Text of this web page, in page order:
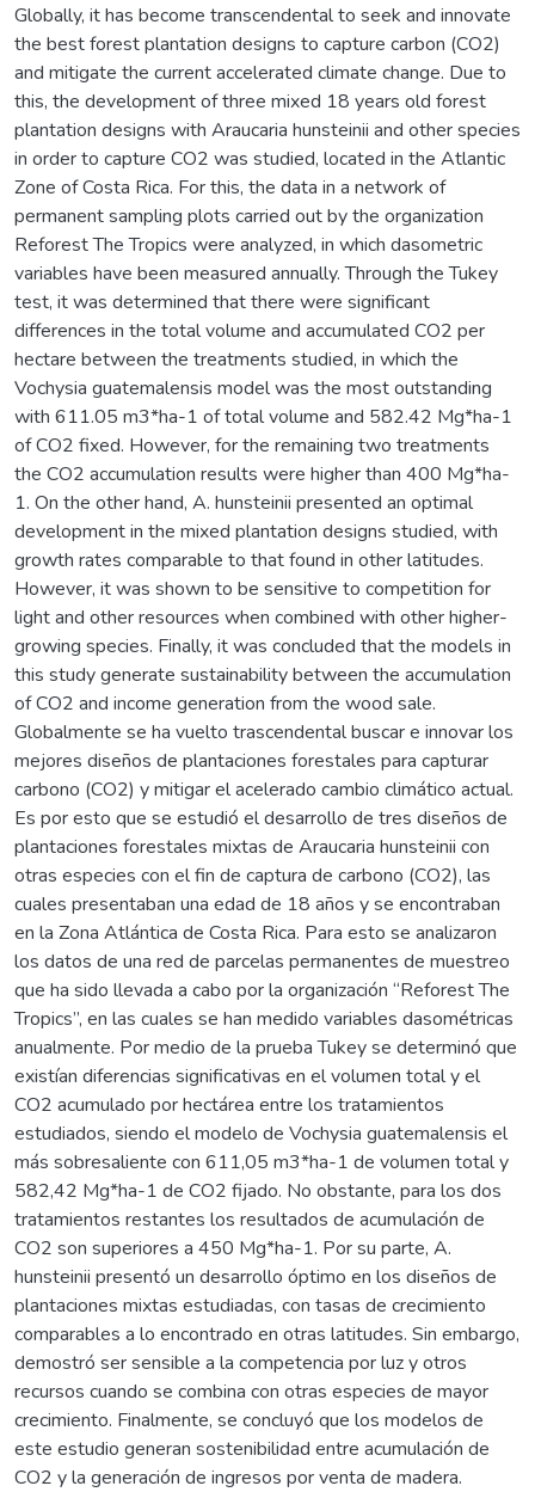
Globally, it has become transcendental to seek and innovate
the best forest plantation designs to capture carbon (CO2)
and mitigate the current accelerated climate change. Due to
this, the development of three mixed 18 years old forest
plantation designs with Araucaria hunsteinii and other species
in order to capture CO2 was studied, located in the Atlantic
Zone of Costa Rica. For this, the data in a network of
permanent sampling plots carried out by the organization
Reforest The Tropics were analyzed, in which dasometric
variables have been measured annually. Through the Tukey
test, it was determined that there were significant
differences in the total volume and accumulated CO2 per
hectare between the treatments studied, in which the
Vochysia guatemalensis model was the most outstanding
with 611.05 m3*ha-1 of total volume and 582.42 Mg*ha-1
of CO2 fixed. However, for the remaining two treatments
the CO2 accumulation results were higher than 400 Mg*ha-
1. On the other hand, A. hunsteinii presented an optimal
development in the mixed plantation designs studied, with
growth rates comparable to that found in other latitudes.
However, it was shown to be sensitive to competition for
light and other resources when combined with other higher-
growing species. Finally, it was concluded that the models in
this study generate sustainability between the accumulation
of CO2 and income generation from the wood sale.
Globalmente se ha vuelto trascendental buscar e innovar los
mejores diseños de plantaciones forestales para capturar
carbono (CO2) y mitigar el acelerado cambio climático actual.
Es por esto que se estudió el desarrollo de tres diseños de
plantaciones forestales mixtas de Araucaria hunsteinii con
otras especies con el fin de captura de carbono (CO2), las
cuales presentaban una edad de 18 años y se encontraban
en la Zona Atlántica de Costa Rica. Para esto se analizaron
los datos de una red de parcelas permanentes de muestreo
que ha sido llevada a cabo por la organización “Reforest The
Tropics”, en las cuales se han medido variables dasométricas
anualmente. Por medio de la prueba Tukey se determinó que
existían diferencias significativas en el volumen total y el
CO2 acumulado por hectárea entre los tratamientos
estudiados, siendo el modelo de Vochysia guatemalensis el
más sobresaliente con 611,05 m3*ha-1 de volumen total y
582,42 Mg*ha-1 de CO2 fijado. No obstante, para los dos
tratamientos restantes los resultados de acumulación de
CO2 son superiores a 450 Mg*ha-1. Por su parte, A.
hunsteinii presentó un desarrollo óptimo en los diseños de
plantaciones mixtas estudiadas, con tasas de crecimiento
comparables a lo encontrado en otras latitudes. Sin embargo,
demostró ser sensible a la competencia por luz y otros
recursos cuando se combina con otras especies de mayor
crecimiento. Finalmente, se concluyó que los modelos de
este estudio generan sostenibilidad entre acumulación de
CO2 y la generación de ingresos por venta de madera.